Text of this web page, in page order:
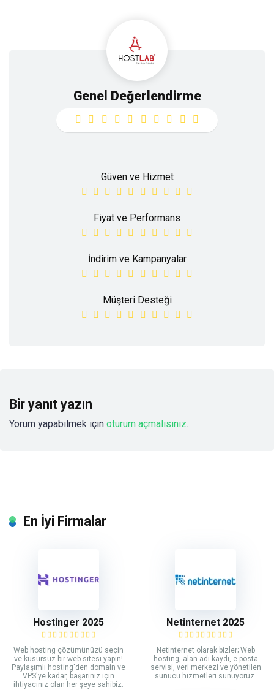
Genel Değerlendirme
Güven ve Hizmet
Fiyat ve Performans
İndirim ve Kampanyalar
Müşteri Desteği
Bir yanıt yazın
Yorum yapabilmek için oturum açmalısınız.
En İyi Firmalar
Hostinger 2025
Web hosting çözümünüzü seçin
ve kusursuz bir web sitesi yapın!
Paylaşımlı hosting'den domain ve
VPS'ye kadar, başarınız için
ihtiyacınız olan her şeye sahibiz.
Netinternet 2025
Netinternet olarak bizler; Web
hosting, alan adı kaydı, e-posta
servisi, veri merkezi ve yönetilen
sunucu hizmetleri sunuyoruz.